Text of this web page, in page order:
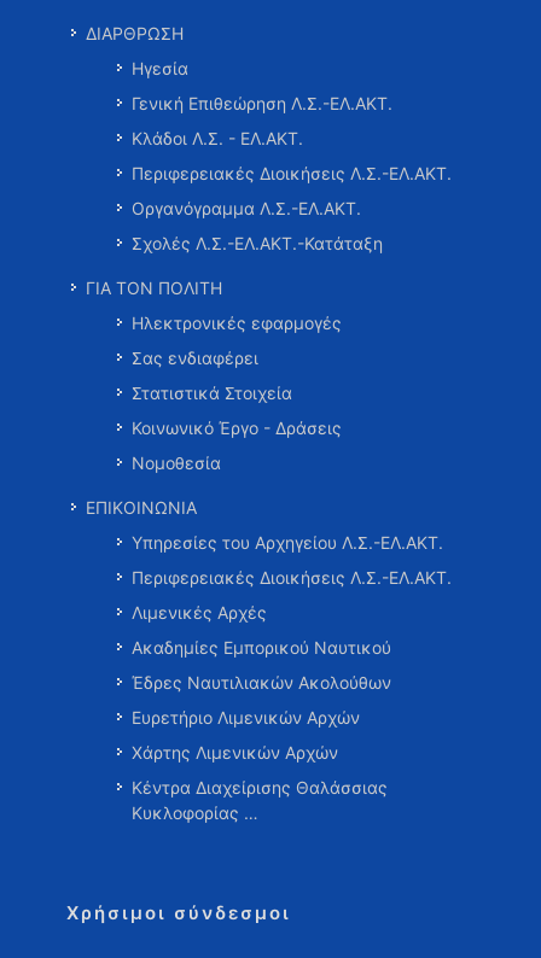
ΔΙΑΡΘΡΩΣΗ
Ηγεσία
Γενική Επιθεώρηση Λ.Σ.-ΕΛ.ΑΚΤ.
Κλάδοι Λ.Σ. - ΕΛ.ΑΚΤ.
Περιφερειακές Διοικήσεις Λ.Σ.-ΕΛ.ΑΚΤ.
Οργανόγραμμα Λ.Σ.-ΕΛ.ΑΚΤ.
Σχολές Λ.Σ.-ΕΛ.ΑΚΤ.-Κατάταξη
ΓΙΑ ΤΟΝ ΠΟΛΙΤΗ
Ηλεκτρονικές εφαρμογές
Σας ενδιαφέρει
Στατιστικά Στοιχεία
Κοινωνικό Έργο - Δράσεις
Νομοθεσία
ΕΠΙΚΟΙΝΩΝΙΑ
Υπηρεσίες του Αρχηγείου Λ.Σ.-ΕΛ.ΑΚΤ.
Περιφερειακές Διοικήσεις Λ.Σ.-ΕΛ.ΑΚΤ.
Λιμενικές Αρχές
Ακαδημίες Εμπορικού Ναυτικού
Έδρες Ναυτιλιακών Ακολούθων
Ευρετήριο Λιμενικών Αρχών
Χάρτης Λιμενικών Αρχών
Κέντρα Διαχείρισης Θαλάσσιας
Κυκλοφορίας …
Χρήσιμοι σύνδεσμοι